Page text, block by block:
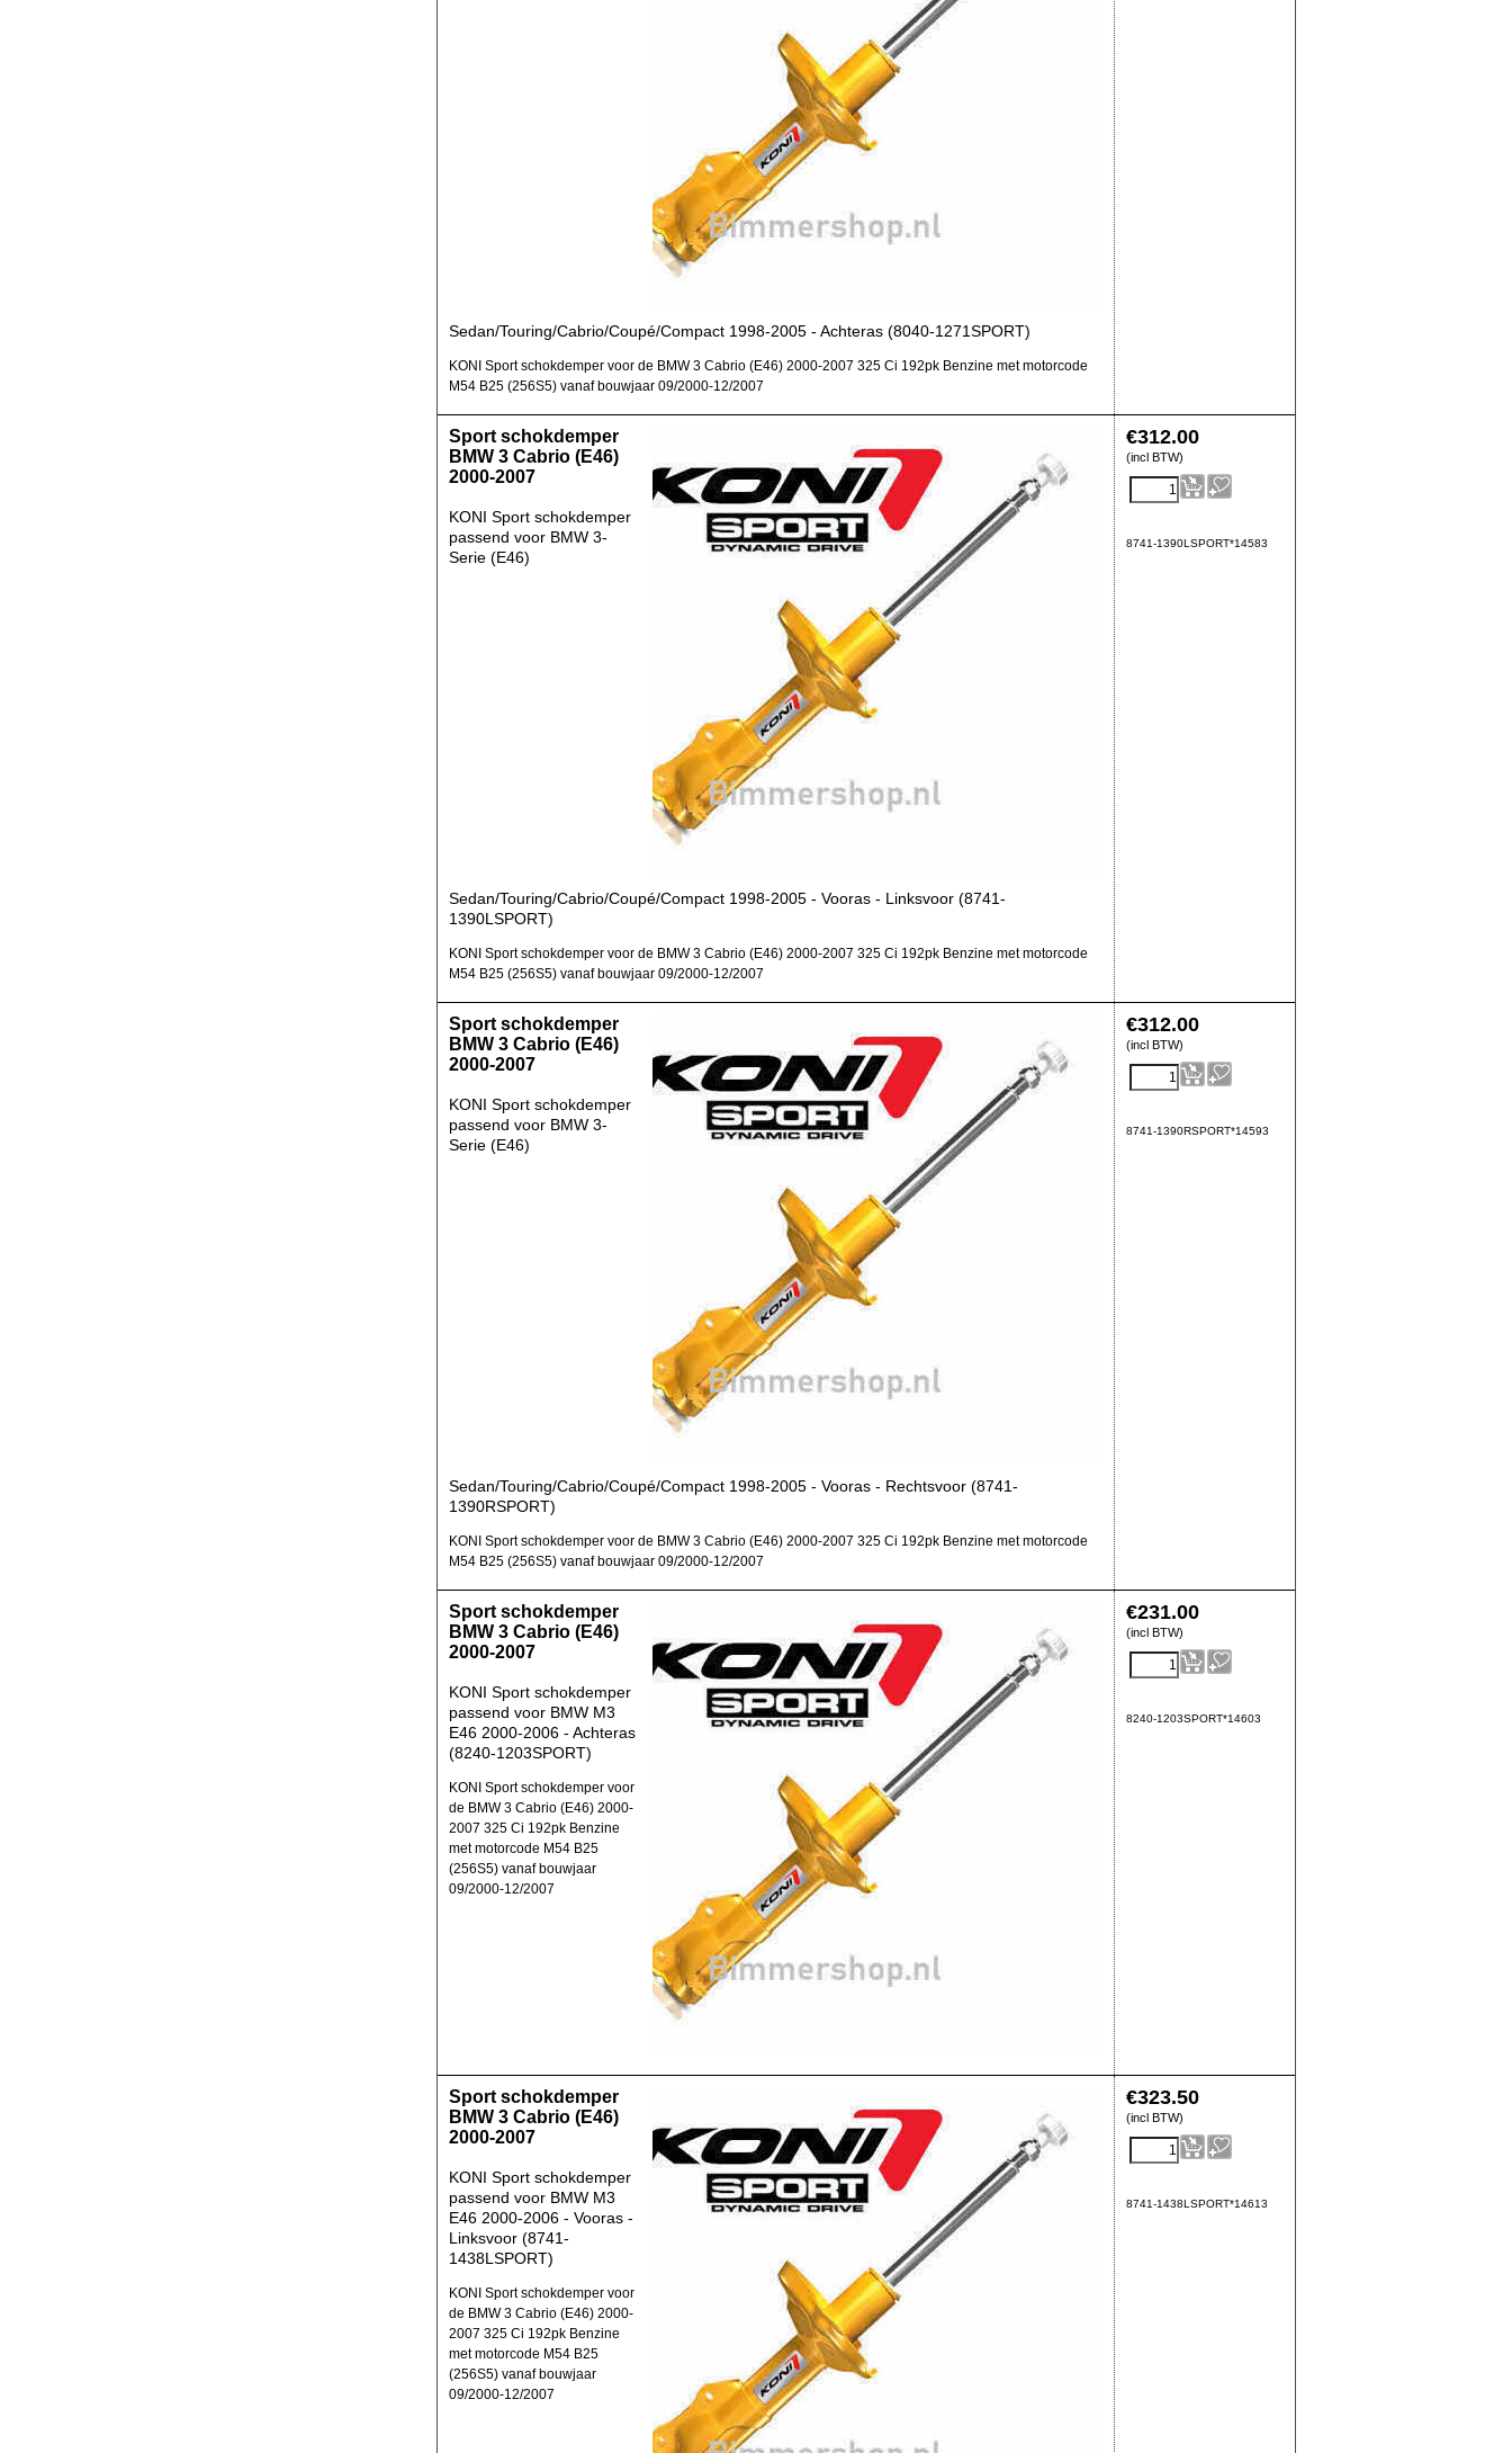
Sedan/Touring/Cabrio/Coupé/Compact 1998-2005 - Achteras (8040-1271SPORT)
KONI Sport schokdemper voor de BMW 3 Cabrio (E46) 2000-2007 325 Ci 192pk Benzine met motorcode
M54 B25 (256S5) vanaf bouwjaar 09/2000-12/2007
€312.00
(incl BTW)
8741-1390LSPORT*14583
Sport schokdemper
BMW 3 Cabrio (E46)
2000-2007
KONI Sport schokdemper
passend voor BMW 3-
Serie (E46)
Sedan/Touring/Cabrio/Coupé/Compact 1998-2005 - Vooras - Linksvoor (8741-
1390LSPORT)
KONI Sport schokdemper voor de BMW 3 Cabrio (E46) 2000-2007 325 Ci 192pk Benzine met motorcode
M54 B25 (256S5) vanaf bouwjaar 09/2000-12/2007
€312.00
(incl BTW)
8741-1390RSPORT*14593
Sport schokdemper
BMW 3 Cabrio (E46)
2000-2007
KONI Sport schokdemper
passend voor BMW 3-
Serie (E46)
Sedan/Touring/Cabrio/Coupé/Compact 1998-2005 - Vooras - Rechtsvoor (8741-
1390RSPORT)
KONI Sport schokdemper voor de BMW 3 Cabrio (E46) 2000-2007 325 Ci 192pk Benzine met motorcode
M54 B25 (256S5) vanaf bouwjaar 09/2000-12/2007
€231.00
(incl BTW)
8240-1203SPORT*14603
Sport schokdemper
BMW 3 Cabrio (E46)
2000-2007
KONI Sport schokdemper
passend voor BMW M3
E46 2000-2006 - Achteras
(8240-1203SPORT)
KONI Sport schokdemper voor
de BMW 3 Cabrio (E46) 2000-
2007 325 Ci 192pk Benzine
met motorcode M54 B25
(256S5) vanaf bouwjaar
09/2000-12/2007
€323.50
(incl BTW)
8741-1438LSPORT*14613
Sport schokdemper
BMW 3 Cabrio (E46)
2000-2007
KONI Sport schokdemper
passend voor BMW M3
E46 2000-2006 - Vooras -
Linksvoor (8741-
1438LSPORT)
KONI Sport schokdemper voor
de BMW 3 Cabrio (E46) 2000-
2007 325 Ci 192pk Benzine
met motorcode M54 B25
(256S5) vanaf bouwjaar
09/2000-12/2007